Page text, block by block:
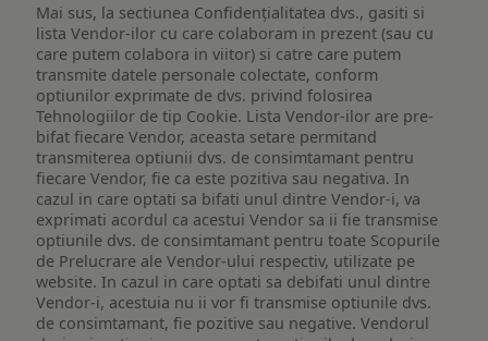
Mai sus, la sectiunea Confidențialitatea dvs., gasiti si
lista Vendor-ilor cu care colaboram in prezent (sau cu
care putem colabora in viitor) si catre care putem
transmite datele personale colectate, conform
optiunilor exprimate de dvs. privind folosirea
Tehnologiilor de tip Cookie. Lista Vendor-ilor are pre-
bifat fiecare Vendor, aceasta setare permitand
transmiterea optiunii dvs. de consimtamant pentru
fiecare Vendor, fie ca este pozitiva sau negativa. In
cazul in care optati sa bifati unul dintre Vendor-i, va
exprimati acordul ca acestui Vendor sa ii fie transmise
optiunile dvs. de consimtamant pentru toate Scopurile
de Prelucrare ale Vendor-ului respectiv, utilizate pe
website. In cazul in care optati sa debifati unul dintre
Vendor-i, acestuia nu ii vor fi transmise optiunile dvs.
de consimtamant, fie pozitive sau negative. Vendorul